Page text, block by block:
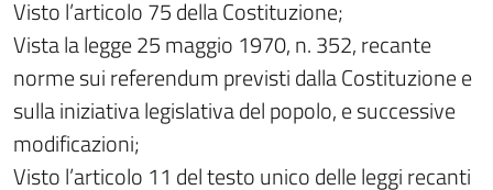
Visto l’articolo 75 della Costituzione;
Vista la legge 25 maggio 1970, n. 352, recante
norme sui referendum previsti dalla Costituzione e
sulla iniziativa legislativa del popolo, e successive
modificazioni;
Visto l’articolo 11 del testo unico delle leggi recanti